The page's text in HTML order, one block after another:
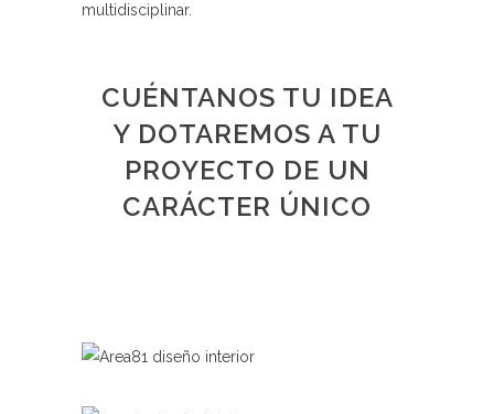
multidisciplinar.
CUÉNTANOS TU IDEA
Y DOTAREMOS A TU
PROYECTO DE UN
CARÁCTER ÚNICO